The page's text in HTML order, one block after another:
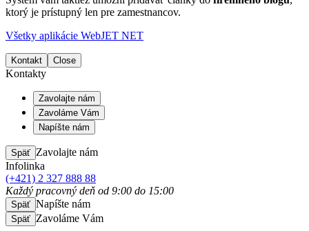
ktorý je prístupný len pre zamestnancov.
Všetky aplikácie WebJET NET
Kontakt Close
Kontakty
Zavolajte nám
Zavoláme Vám
Napíšte nám
Späť Zavolajte nám
Infolinka
(+421) 2 327 888 88
Každý pracovný deň od 9:00 do 15:00
Späť Napíšte nám
Späť Zavoláme Vám